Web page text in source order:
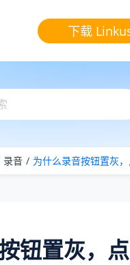
下载
录音 为什么录音按钮置灰
钮置灰，